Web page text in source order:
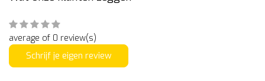
average of 0 review(s)
Schrijf je eigen review